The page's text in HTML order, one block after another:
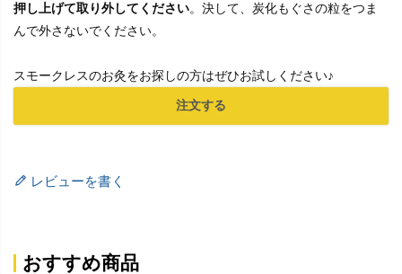
押し上げて取り外してください。決して、炭化もぐさの粒をつま
んで外さないでください。
スモークレスのお灸をお探しの方はぜひお試しください♪
注文する
レビューを書く
おすすめ商品